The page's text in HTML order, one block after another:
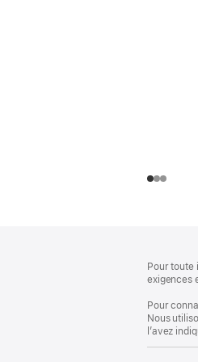
de
page
de
bas
page
Pour toute
exigences
Pour
Nous
l’avez